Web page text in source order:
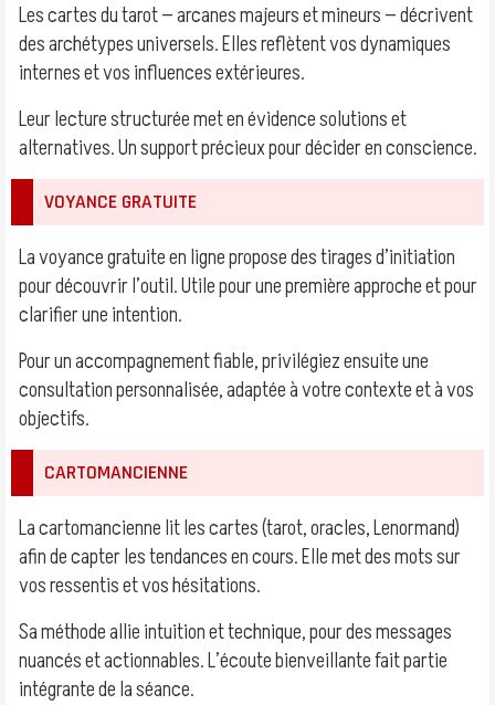
Les cartes du tarot — arcanes majeurs et mineurs — décrivent
des archétypes universels. Elles reflètent vos dynamiques
internes et vos influences extérieures.
Leur lecture structurée met en évidence solutions et
alternatives. Un support précieux pour décider en conscience.
VOYANCE GRATUITE
La voyance gratuite en ligne propose des tirages d’initiation
pour découvrir l’outil. Utile pour une première approche et pour
clarifier une intention.
Pour un accompagnement fiable, privilégiez ensuite une
consultation personnalisée, adaptée à votre contexte et à vos
objectifs.
CARTOMANCIENNE
La cartomancienne lit les cartes (tarot, oracles, Lenormand)
afin de capter les tendances en cours. Elle met des mots sur
vos ressentis et vos hésitations.
Sa méthode allie intuition et technique, pour des messages
nuancés et actionnables. L’écoute bienveillante fait partie
intégrante de la séance.